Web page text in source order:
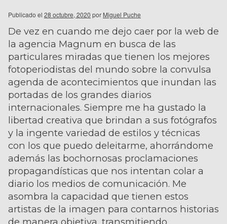
Publicado el 28 octubre, 2020 por Miguel Puche
De vez en cuando me dejo caer por la web de
la agencia Magnum en busca de las
particulares miradas que tienen los mejores
fotoperiodistas del mundo sobre la convulsa
agenda de acontecimientos que inundan las
portadas de los grandes diarios
internacionales. Siempre me ha gustado la
libertad creativa que brindan a sus fotógrafos
y la ingente variedad de estilos y técnicas
con los que puedo deleitarme, ahorrándome
además las bochornosas proclamaciones
propagandísticas que nos intentan colar a
diario los medios de comunicación. Me
asombra la capacidad que tienen estos
artistas de la imagen para contarnos historias